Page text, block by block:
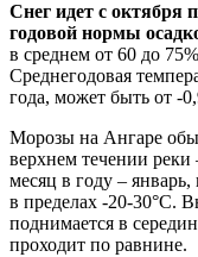
Снег идет с октября
годовой нормы
в среднем от 60 до
Среднегодовая
года, может быть от -
Морозы на Ангаре
верхнем течении
месяц в году – январь,
в пределах -20-30°С.
поднимается в
проходит по равнине.